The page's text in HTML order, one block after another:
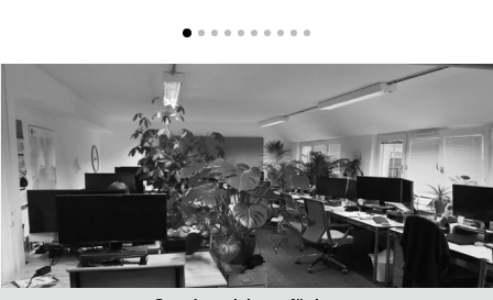
Hannover
Büro
mieten
Neuss
Büro
mieten
Hamburg
Düsseldorf
Park
Torgauer
Str.
Mainzer
69
Frankfurt